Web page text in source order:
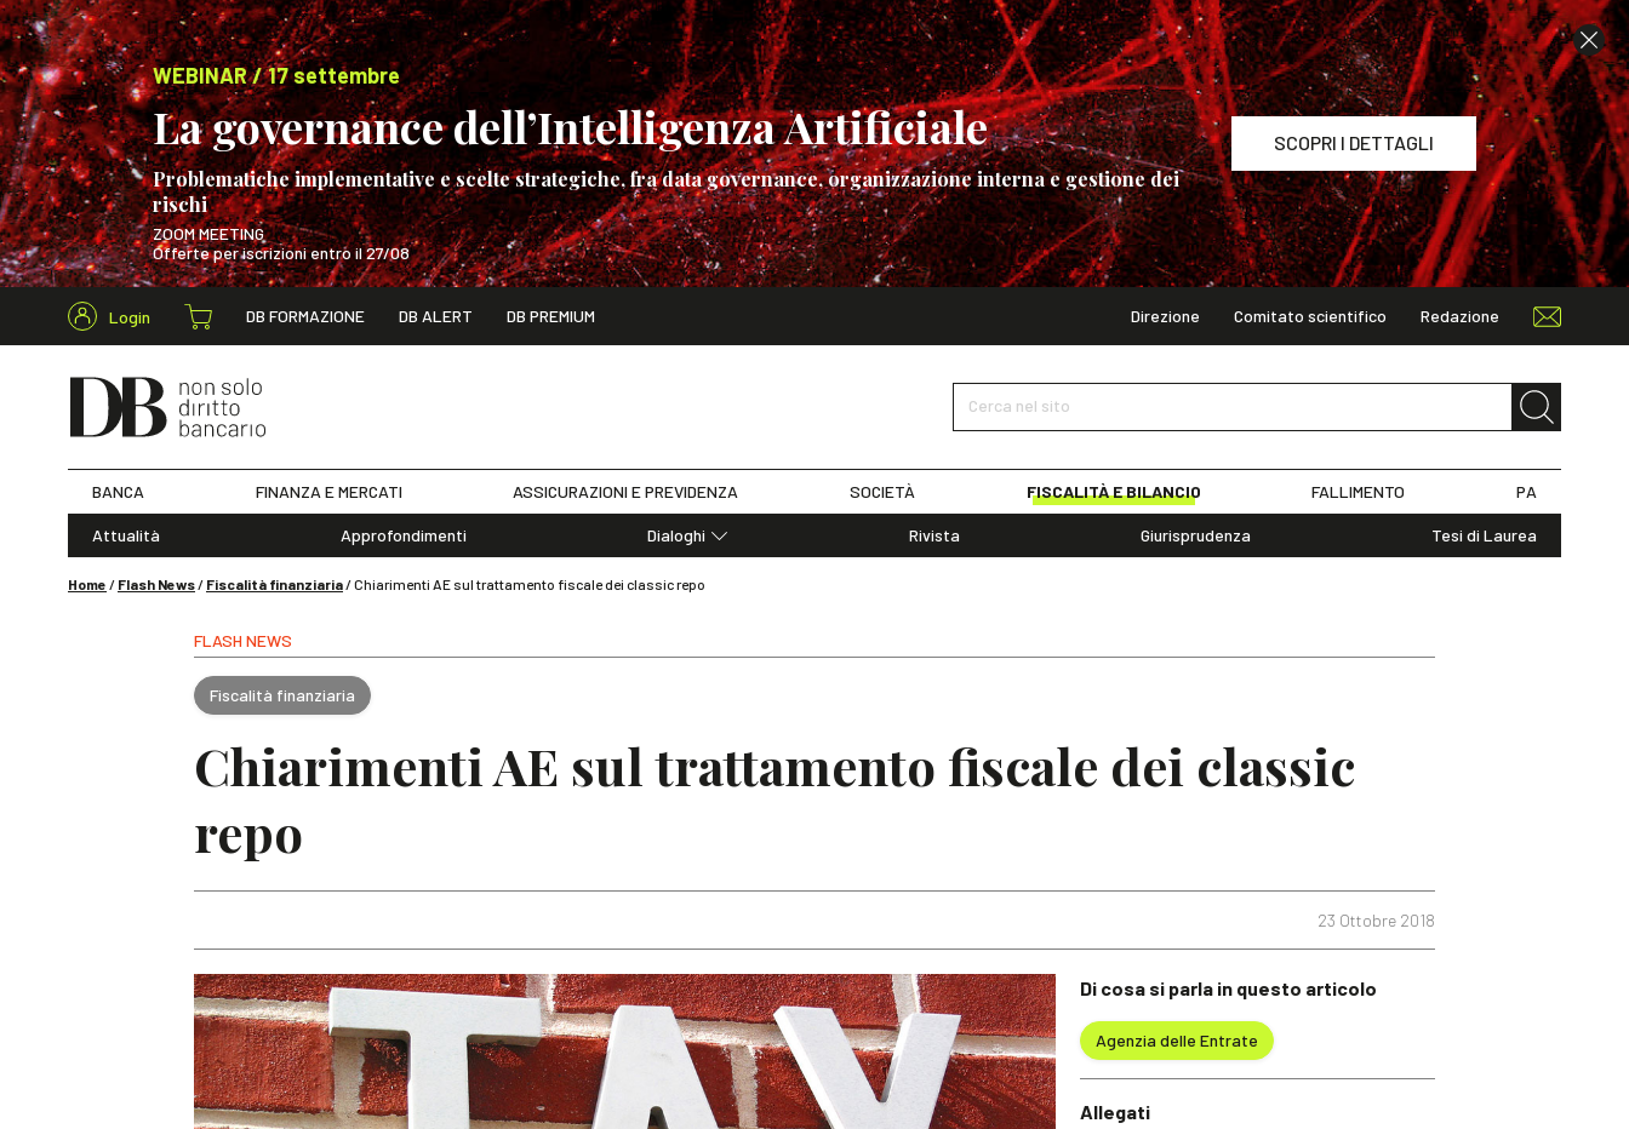
WEBINAR / 17 settembre
La governance dell’Intelligenza Artificiale
Problematiche implementative e scelte strategiche, fra data governance, organizzazione interna e gestione dei
rischi
ZOOM MEETING
Offerte per iscrizioni entro il 27/08
SCOPRI I DETTAGLI
WEBINAR / 17 settembre
Login DB FORMAZIONE DB ALERT DB PREMIUM Direzione Comitato scientifico Redazione
Cerca nel sito
Cerca nel sito
BANCA FINANZA E MERCATI ASSICURAZIONI E PREVIDENZA SOCIETÀ FISCALITÀ E BILANCIO FALLIMENTO PA
Attualità Approfondimenti
Dialoghi
Rivista Giurisprudenza Tesi di Laurea
Home / Flash News/ Fiscalità finanziaria/Chiarimenti AE sul trattamento fiscale dei classic repo
FLASH NEWS
Fiscalità finanziaria
Chiarimenti AE sul trattamento fiscale dei classic
repo
23 Ottobre 2018
Di cosa si parla in questo articolo
Agenzia delle Entrate
Allegati